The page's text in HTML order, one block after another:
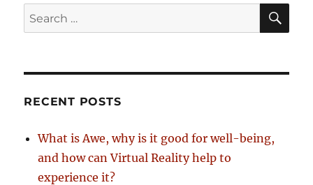
Search
for:
RECENT POSTS
What is Awe, why is it good for well-being,
and how can Virtual Reality help to
experience it?